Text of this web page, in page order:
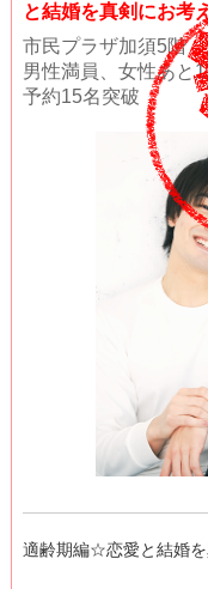
と結婚を真剣にお考
市民プラザ加須5階
男性満員、女性あと
予約15名突破
適齢期編☆恋愛と結婚を